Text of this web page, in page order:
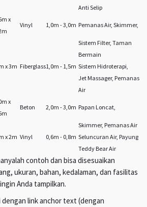
Anti Selip
x
Vinyl 1,0m - 3,0m Pemanas Air, Skimmer,
Sistem Filter, Taman
Bermain
x 3m Fiberglass1,0m - 1,5m Sistem Hidroterapi,
Jet Massager, Pemanas
Air
x
Beton 2,0m - 3,0m Papan Loncat,
Skimmer, Pemanas Air
x 2m Vinyl 0,6m - 0,8m Seluncuran Air, Payung
Teddy Bear Air
contoh dan bisa disesuaikan
ukuran, bahan, kedalaman, dan fasilitas
Anda tampilkan.
link anchor text (dengan